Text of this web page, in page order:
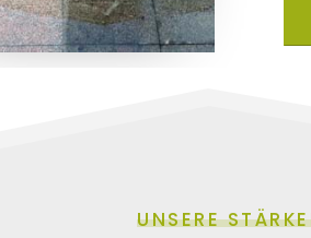
UNSERE